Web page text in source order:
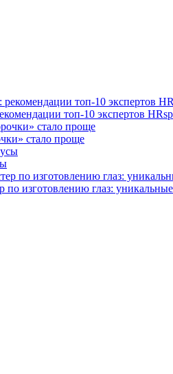
топ-10 экспертов
стало проще
по изготовлению глаз: